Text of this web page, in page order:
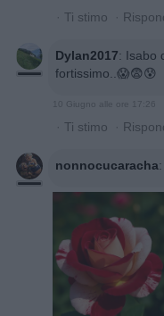
· Ti stimo ·
Dylan2017: Isabo
fortissimo..😱😨😰
10 Giugno alle ore 17:26
· Ti stimo ·
nonnocucaracha: